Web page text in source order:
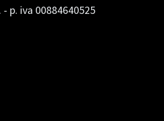
- p. iva 00884640525